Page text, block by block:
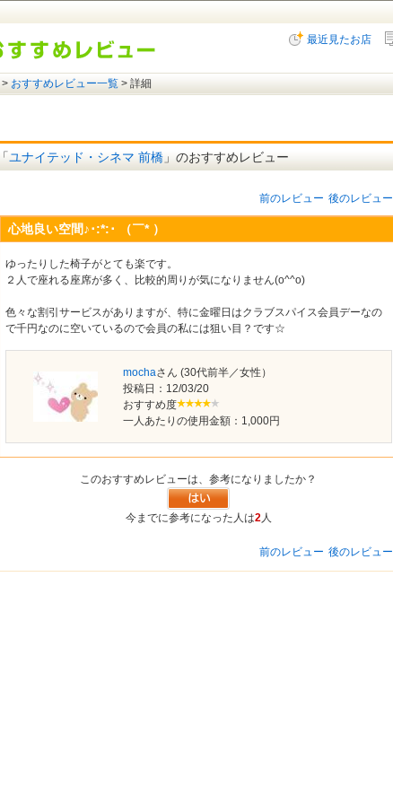
最近見たお店
> おすすめレビュー一覧 > 詳細
「ユナイテッド・シネマ 前橋 」のおすすめレビュー
後のレビュー
前のレビュー
心地良い空間♪･:*:･ （￣* ）
ゆったりした椅子がとても楽です。
２人で座れる座席が多く、比較的周りが気になりません(o^^o)
色々な割引サービスがありますが、特に金曜日はクラブスパイス会員デーなの
で千円なのに空いているので会員の私には狙い目？です☆
mochaさん (30代前半／女性）
投稿日： 12/03/20
おすすめ度
一人あたりの使用金額：1,000円
このおすすめレビューは、参考になりましたか？
今までに参考になった人は2人
後のレビュー
前のレビュー